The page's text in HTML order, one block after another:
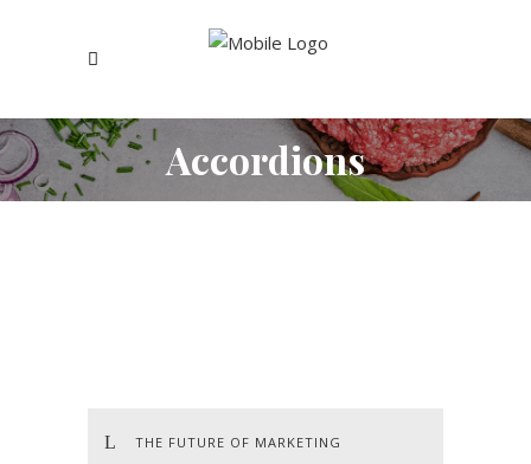
Accordions
THE FUTURE OF MARKETING